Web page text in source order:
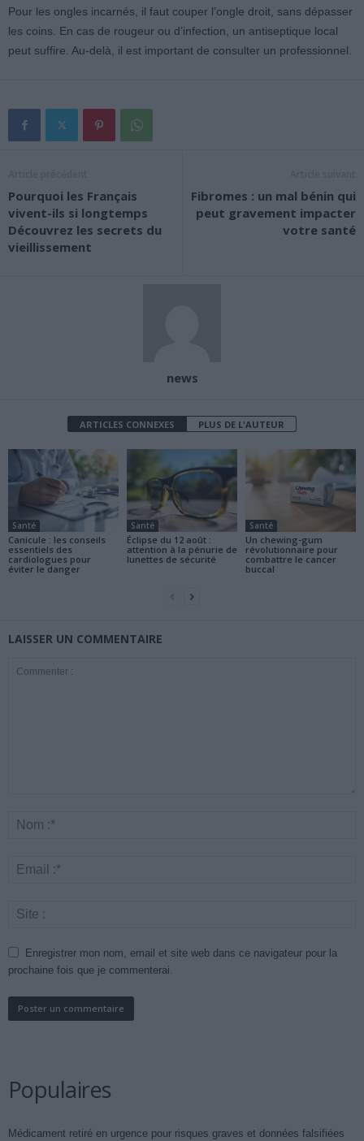
Pour les ongles incarnés, il faut couper l’ongle droit, sans dépasser
les coins. En cas de rougeur ou d’infection, un antiseptique local
peut suffire. Au-delà, il est important de consulter un professionnel.
Pourquoi les Français
vivent-ils si longtemps
Découvrez les secrets du
vieillissement
Fibromes : un mal bénin qui
peut gravement impacter
votre santé
news
ARTICLES CONNEXES PLUS DE L'AUTEUR
Santé
Canicule : les conseils
essentiels des
cardiologues pour
éviter le danger
Santé
Éclipse du 12 août :
attention à la pénurie de
lunettes de sécurité
Santé
Un chewing-gum
révolutionnaire pour
combattre le cancer
buccal
LAISSER UN COMMENTAIRE
Enregistrer mon nom, email et site web dans ce navigateur pour la
prochaine fois que je commenterai.
Populaires
Médicament retiré en urgence pour risques graves et données falsifiées